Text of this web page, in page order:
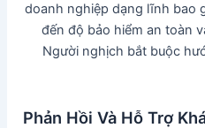
doanh nghiệp dạng lĩnh bao
đến độ bảo hiểm an toàn
Người nghịch bắt buộc
Phản Hồi Và Hỗ Trợ